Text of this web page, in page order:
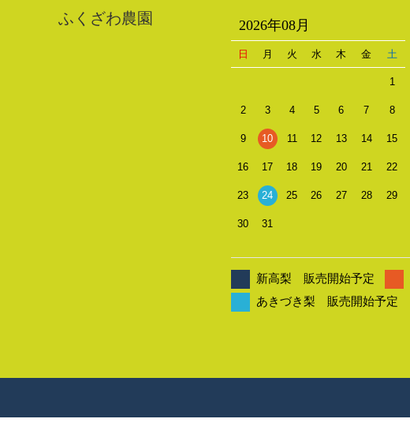
ふくざわ農園 2026年08月
日 月 火 水 木 金 土
1
2 3 4 5 6 7 8
9 10 11 12 13 14 15
16 17 18 19 20 21 22
23 24 25 26 27 28 29
30 31
新高梨 販売開始予定
あきづき梨 販売開始予定